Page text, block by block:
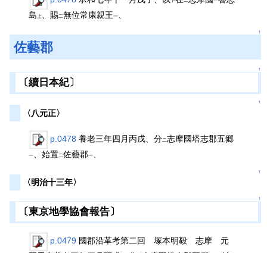
島 上 、賜二無位常康親王一
↑
佐藝郡
↑
〔續日本紀〕
↑
〈八元正〉
p.0478 養老三年四月丙戌、分二志摩國塔志郡五郷
一、始置二佐藝郡一、
↑
〈明治十三年〉
↑
〔東京地學協會報告〕
p.0479 國郡沿革考第二回 塚本明毅 志摩 元